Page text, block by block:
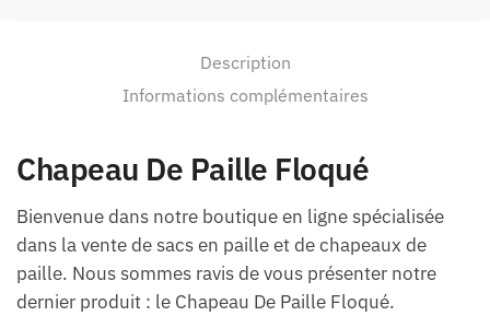
Description
Informations complémentaires
Chapeau De Paille Floqué
Bienvenue dans notre boutique en ligne spécialisée
dans la vente de sacs en paille et de chapeaux de
paille. Nous sommes ravis de vous présenter notre
dernier produit : le Chapeau De Paille Floqué.